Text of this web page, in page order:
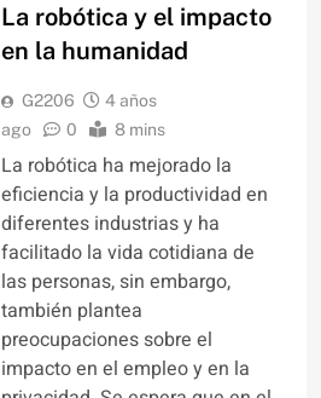
La robótica y el impacto
en la humanidad
G2206
4 años
ago
0 8 mins
La robótica ha mejorado la
eficiencia y la productividad en
diferentes industrias y ha
facilitado la vida cotidiana de
las personas, sin embargo,
también plantea
preocupaciones sobre el
impacto en el empleo y en la